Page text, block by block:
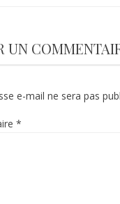
UN
e-mail ne sera pas
*